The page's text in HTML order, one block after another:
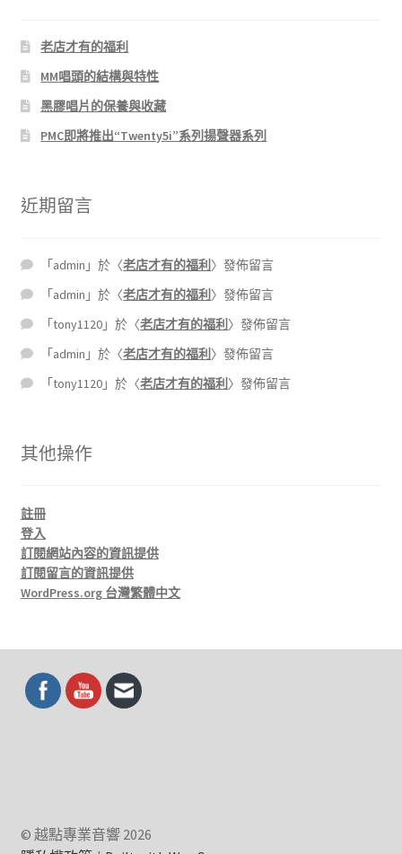
老店才有的福利
MM唱頭的結構與特性
黑膠唱片的保養與收藏
PMC即將推出“Twenty5i”系列揚聲器系列
近期留言
「admin 」於〈老店才有的福利 〉發佈留言
「admin 」於〈老店才有的福利 〉發佈留言
「tony1120 」於〈老店才有的福利 〉發佈留言
「admin 」於〈老店才有的福利 〉發佈留言
「tony1120 」於〈老店才有的福利 〉發佈留言
其他操作
註冊
登入
訂閱網站內容的資訊提供
訂閱留言的資訊提供
WordPress.org 台灣繁體中文
© 越點專業音響 2026